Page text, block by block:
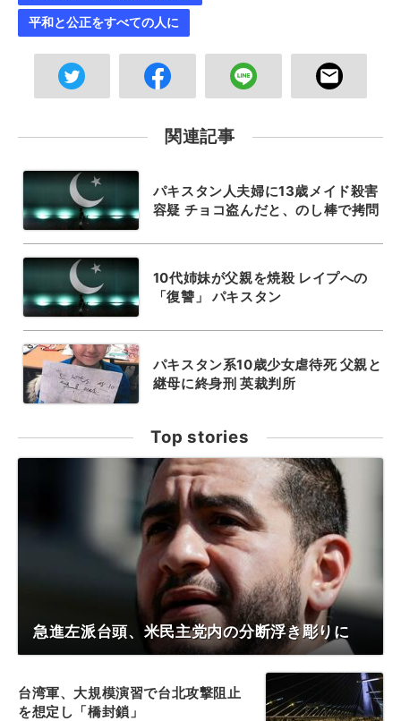
平和と公正をすべての人に
関連記事
パキスタン人夫婦に13歳メイド殺害
容疑 チョコ盗んだと、のし棒で拷問
10代姉妹が父親を焼殺 レイプへの
「復讐」 パキスタン
パキスタン系10歳少女虐待死 父親と
継母に終身刑 英裁判所
Top stories
急進左派台頭、米民主党内の分断浮き彫りに
台湾軍、大規模演習で台北攻撃阻止
を想定し「橋封鎖」